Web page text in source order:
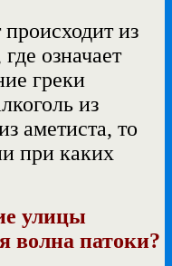
из
означает
греки
из
аметиста, то
при каких
улицы
волна патоки?